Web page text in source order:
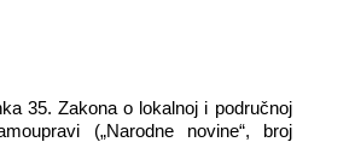
35. Zakona o lokalnoj i područnoj
(„Narodne novine“, broj